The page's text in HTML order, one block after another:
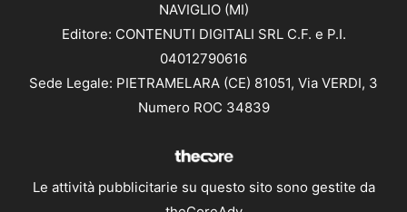
NAVIGLIO (MI)
Editore: CONTENUTI DIGITALI SRL C.F. e P.I.
04012790616
Sede Legale: PIETRAMELARA (CE) 81051, Via VERDI, 3
Numero ROC 34839
Le attività pubblicitarie su questo sito sono gestite da